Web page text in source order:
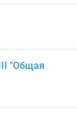
"Общая